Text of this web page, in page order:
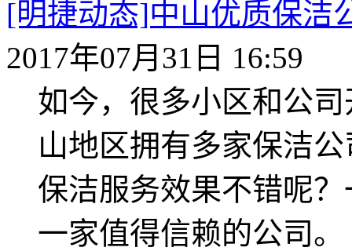
[明捷动态]中山优质保洁
2017年07月31日 16:59
如今，很多小区和公
山地区拥有多家保洁
保洁服务效果不错呢
一家值得信赖的公司。